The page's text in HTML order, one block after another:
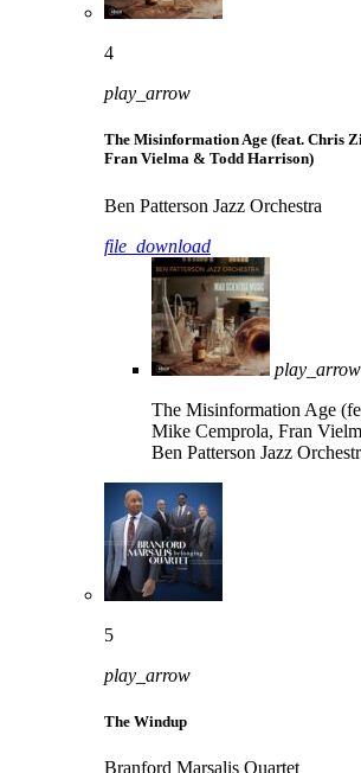
4
play_arrow
The Misinformation Age (feat. Chris
Fran Vielma & Todd Harrison)
Ben Patterson Jazz Orchestra
file_download
play_arrow
The Misinformation Age
Mike Cemprola, Fran
Ben Patterson Jazz
5
play_arrow
The Windup
Branford Marsalis Quartet